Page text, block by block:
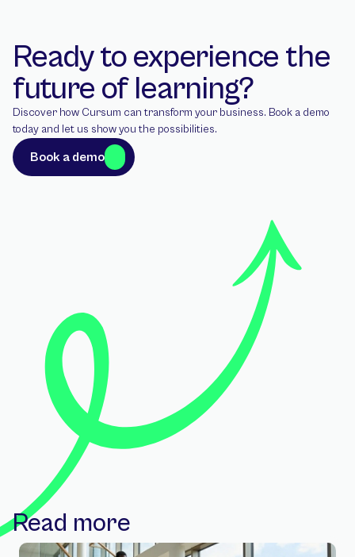
Ready to experience the
future of learning?
Discover how Cursum can transform your business. Book a demo
today and let us show you the possibilities.
Book a demo
Book a demo
Read more